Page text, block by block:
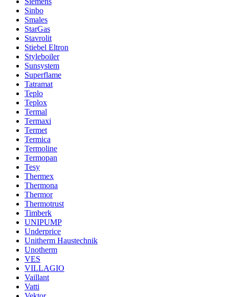
Sinbo
Smales
StarGas
Stavrolit
Stiebel Eltron
Styleboiler
Sunsystem
Superflame
Tatramat
Teplo
Teplox
Termal
Termaxi
Termet
Termica
Termoline
Termopan
Tesy
Thermex
Thermona
Thermor
Thermotrust
Timberk
UNIPUMP
Underprice
Unitherm Haustechnik
Unotherm
VES
VILLAGIO
Vaillant
Vatti